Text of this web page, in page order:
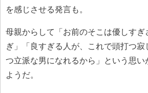
を感じさせる発言も。
母親からして「お前のそこは優しすぎ
ぎ」「良すぎる人が、これで頭打つ
つ立派な男になれるから」という思い
ようだ。